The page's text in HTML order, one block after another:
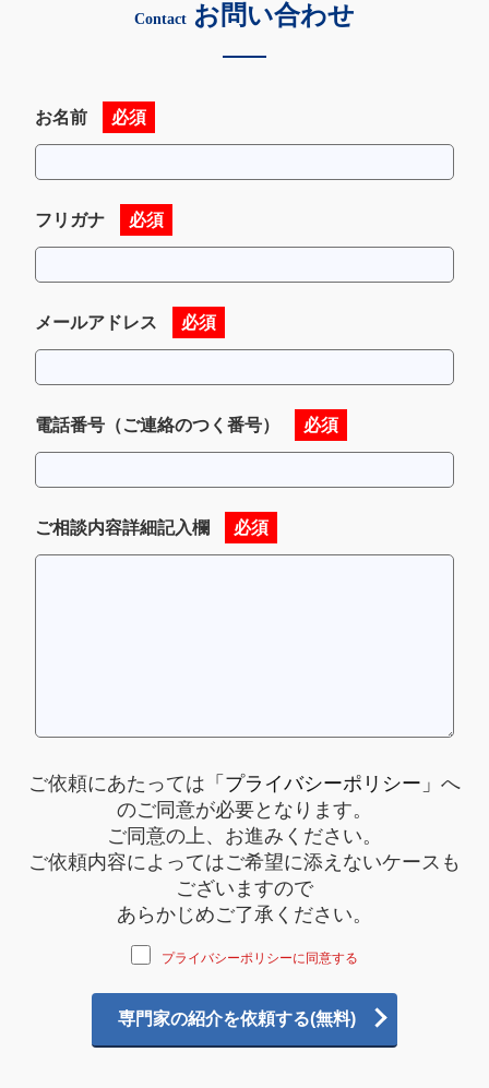
Contact お問い合わせ
お名前 必須
フリガナ 必須
メールアドレス 必須
電話番号（ご連絡のつく番号） 必須
ご相談内容詳細記入欄 必須
ご依頼にあたっては 「プライバシーポリシー」 へ
のご同意が必要となります。
ご同意の上、お進みください。
ご依頼内容によってはご希望に添えないケースも
ございますので
あらかじめご了承ください。
プライバシーポリシーに同意する